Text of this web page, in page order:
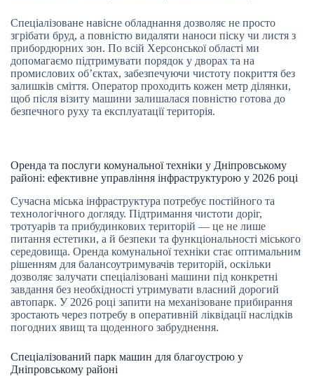
Спеціалізоване навісне обладнання дозволяє не просто
згрібати бруд, а повністю видаляти наноси піску чи листя з
прибордюрних зон. По всій Херсонської області ми
допомагаємо підтримувати порядок у дворах та на
промислових об’єктах, забезпечуючи чистоту покриття без
залишків сміття. Оператор проходить кожен метр ділянки,
щоб після візиту машини залишалася повністю готова до
безпечного руху та експлуатації територія.
Оренда та послуги комунальної техніки у Дніпровському
районі: ефективне управління інфраструктурою у 2026 році
Сучасна міська інфраструктура потребує постійного та
технологічного догляду. Підтримання чистоти доріг,
тротуарів та прибудинкових територій — це не лише
питання естетики, а й безпеки та функціональності міського
середовища. Оренда комунальної техніки стає оптимальним
рішенням для балансоутримувачів територій, оскільки
дозволяє залучати спеціалізовані машини під конкретні
завдання без необхідності утримувати власний дорогий
автопарк. У 2026 році запити на механізоване прибирання
зростають через потребу в оперативній ліквідації наслідків
погодних явищ та щоденного забруднення.
Спеціалізований парк машин для благоустрою у
Дніпровському районі